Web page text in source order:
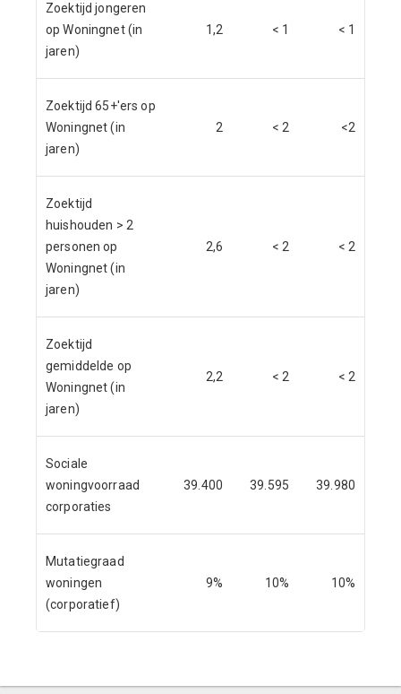
Zoektijd jongeren
op Woningnet (in
jaren)
1,2 < 1 < 1
Zoektijd 65+'ers op
Woningnet (in
jaren)
2 < 2 <2
Zoektijd
huishouden > 2
personen op
Woningnet (in
jaren)
2,6 < 2 < 2
Zoektijd
gemiddelde op
Woningnet (in
jaren)
2,2 < 2 < 2
Sociale
woningvoorraad
corporaties
39.400 39.595 39.980
Mutatiegraad
woningen
(corporatief)
9% 10% 10%